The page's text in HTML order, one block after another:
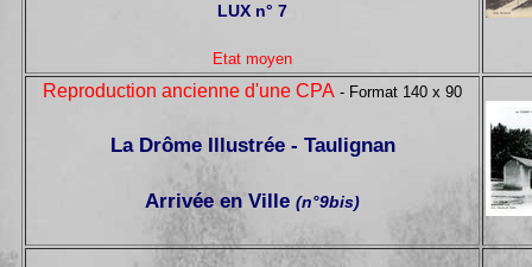
LUX n° 7
Etat moyen
Reproduction ancienne d'une CPA - Format 140 x 90
La Drôme Illustrée - Taulignan
Arrivée en Ville (n°9bis)